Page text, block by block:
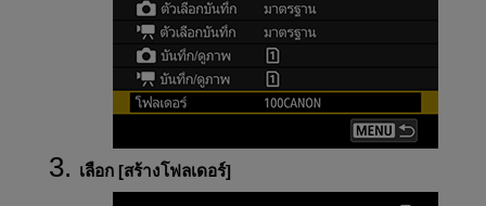
เลือก [สร้างโฟลเดอร์]